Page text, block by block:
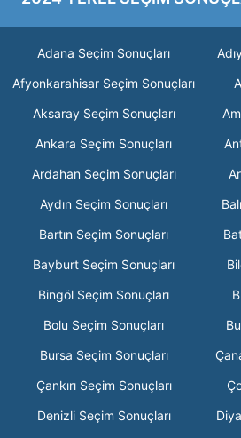
Adana Seçim Sonuçları
Afyonkarahisar Seçim Sonuçları
Aksaray Seçim Sonuçları
Ankara Seçim Sonuçları
Ardahan Seçim Sonuçları
Aydın Seçim Sonuçları
Bartın Seçim Sonuçları
Bayburt Seçim Sonuçları
Bingöl Seçim Sonuçları
Bolu Seçim Sonuçları
Bursa Seçim Sonuçları
Çankırı Seçim Sonuçları
Denizli Seçim Sonuçları